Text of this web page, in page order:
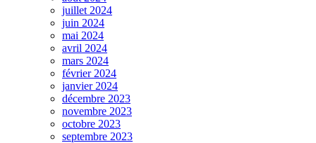
juillet 2024
juin 2024
mai 2024
avril 2024
mars 2024
février 2024
janvier 2024
décembre 2023
novembre 2023
octobre 2023
septembre 2023